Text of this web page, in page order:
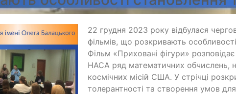
22 грудня 2023 року відбулася
фільмів, що розкривають
Фільм «Приховані фігури»
НАСА ряд математичних обчислень,
космічних місій США. У стрічці
толерантності та створення умов